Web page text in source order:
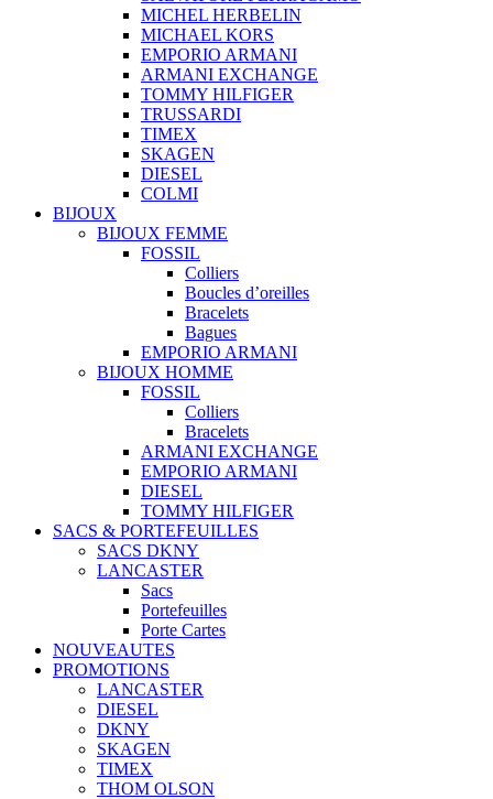
MICHEL HERBELIN
MICHAEL KORS
EMPORIO ARMANI
ARMANI EXCHANGE
TOMMY HILFIGER
TRUSSARDI
TIMEX
SKAGEN
DIESEL
COLMI
BIJOUX
BIJOUX FEMME
FOSSIL
Colliers
Boucles d’oreilles
Bracelets
Bagues
EMPORIO ARMANI
BIJOUX HOMME
FOSSIL
Colliers
Bracelets
ARMANI EXCHANGE
EMPORIO ARMANI
DIESEL
TOMMY HILFIGER
SACS & PORTEFEUILLES
SACS DKNY
LANCASTER
Sacs
Portefeuilles
Porte Cartes
NOUVEAUTES
PROMOTIONS
LANCASTER
DIESEL
DKNY
SKAGEN
TIMEX
THOM OLSON